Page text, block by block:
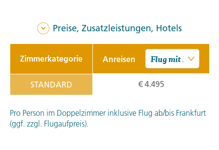
Preise, Zusatzleistungen, Hotels
Zimmerkategorie Anreisen
STANDARD € 4.495
Pro Person im Doppelzimmer inklusive Flug ab/bis Frankfurt
(ggf. zzgl. Flugaufpreis).